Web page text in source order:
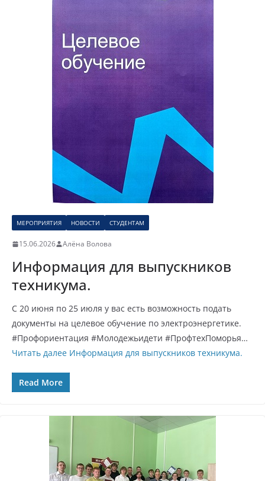
МЕРОПРИЯТИЯ НОВОСТИ СТУДЕНТАМ
15.06.2026 Алёна Волова
Информация для выпускников
техникума.
С 20 июня по 25 июля у вас есть возможность подать
документы на целевое обучение по электроэнергетике.
#Профориентация #Молодежьидети #ПрофтехПоморья…
Читать далее Информация для выпускников техникума.
Read More